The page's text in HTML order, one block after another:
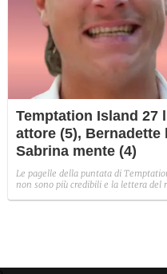
Temptation Island 27
attore (5), Bernadette
Sabrina mente (4)
Le pagelle della puntata di
non sono più credibili e la lettera